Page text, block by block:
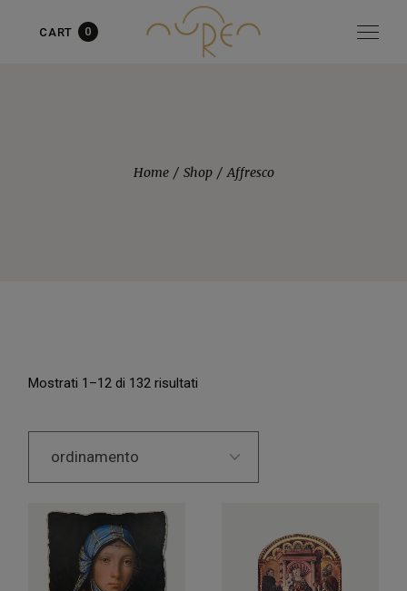
CART 0
Home Shop Affresco
Mostrati 1–12 di 132 risultati
Articolo aggiunto al carrello!vedi il carrello
continua